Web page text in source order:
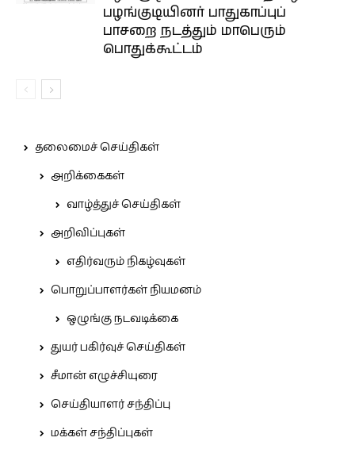
பழங்குடியினர் பாதுகாப்புப்
பாசறை நடத்தும் மாபெரும்
பொதுக்கூட்டம்
தலைமைச் செய்திகள்
அறிக்கைகள்
வாழ்த்துச் செய்திகள்
அறிவிப்புகள்
எதிர்வரும் நிகழ்வுகள்
பொறுப்பாளர்கள் நியமனம்
ஒழுங்கு நடவடிக்கை
துயர் பகிர்வுச் செய்திகள்
சீமான் எழுச்சியுரை
செய்தியாளர் சந்திப்பு
மக்கள் சந்திப்புகள்